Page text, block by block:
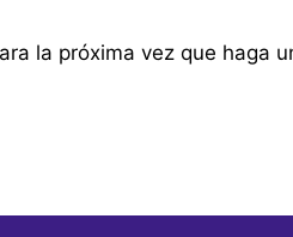
la próxima vez que haga